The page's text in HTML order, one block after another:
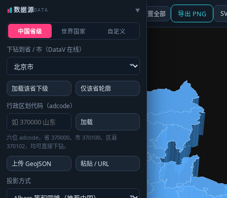
☰ 面板 地图 重置全部 导出 PNG
数据源DATA ▶
中国省级 世界国家 自定义
下钻到省 / 市（DataV 在线）
加载该省下级
仅该省轮廓
行政区划代码（adcode）
加载
六位 adcode，省 370000、市 370100、区县
370102，均可直接下钻。
上传 GeoJSON
粘贴 / URL
投影方式